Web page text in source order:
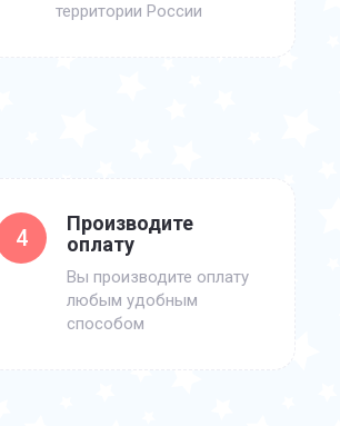
территории России
4
Производите
оплату
Вы производите оплату
любым удобным
способом